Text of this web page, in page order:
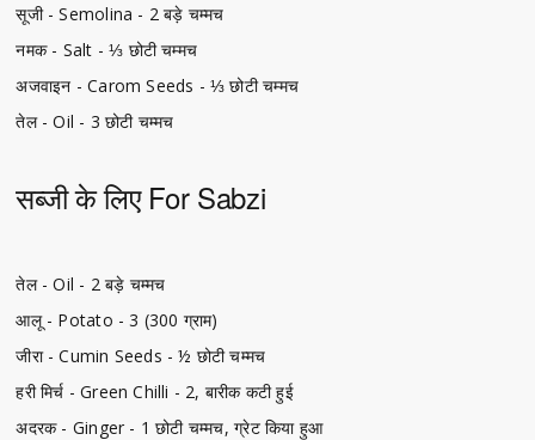
सूजी - Semolina - 2 बड़े चम्मच
नमक - Salt - ⅓ छोटी चम्मच
अजवाइन - Carom Seeds - ⅓ छोटी चम्मच
तेल - Oil - 3 छोटी चम्मच
सब्जी के लिए For Sabzi
तेल - Oil - 2 बड़े चम्मच
आलू - Potato - 3 (300 ग्राम)
जीरा - Cumin Seeds - ½ छोटी चम्मच
हरी मिर्च - Green Chilli - 2, बारीक कटी हुई
अदरक - Ginger - 1 छोटी चम्मच, ग्रेट किया हुआ